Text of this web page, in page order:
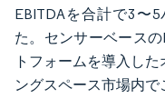
EBITDAを合計で3〜
た。センサーベース
トフォームを導入し
ングスペース市場内で